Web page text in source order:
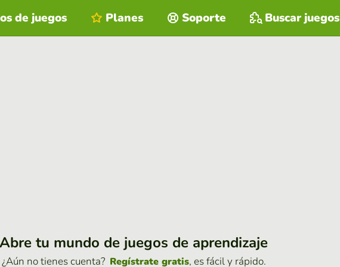
de juegos Planes Soporte Buscar juegos
Abre tu mundo de juegos de aprendizaje
¿Aún no tienes cuenta? Regístrate gratis, es fácil y rápido.